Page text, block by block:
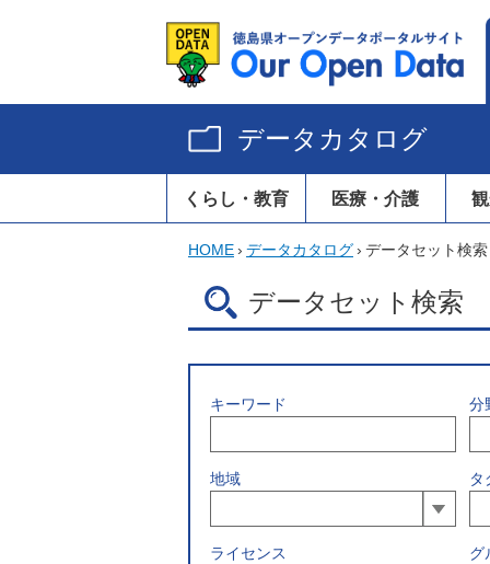
データカタログ
くらし・教育 医療・介護
HOME› データカタログ› データセット検索
データセット検索
キーワード 分
地域 タ
ライセンス グ